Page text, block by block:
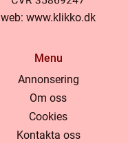
web: www.klikko.dk
Menu
Annonsering
Om oss
Cookies
Kontakta oss